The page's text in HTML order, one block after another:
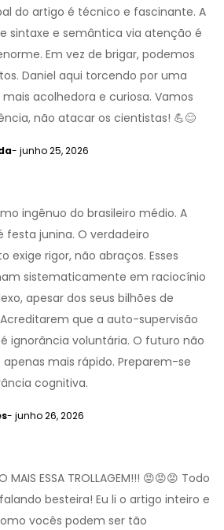
do artigo é técnico e fascinante. A
sintaxe e semântica via atenção é
Em vez de brigar, podemos
Daniel aqui torcendo por uma
acolhedora e curiosa. Vamos
não atacar os cientistas! 💪😊
- junho 25, 2026
ingênuo do brasileiro médio. A
festa junina. O verdadeiro
exige rigor, não abraços. Esses
sistematicamente em raciocínio
apesar dos seus bilhões de
que a auto-supervisão
ignorância voluntária. O futuro não
mais rápido. Preparem-se
cognitiva.
- junho 26, 2026
MAIS ESSA TROLLAGEM!!! 😡😡😡 Todo
besteira! Eu li o artigo inteiro e
vocês podem ser tão